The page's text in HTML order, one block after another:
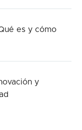
es y cómo
y